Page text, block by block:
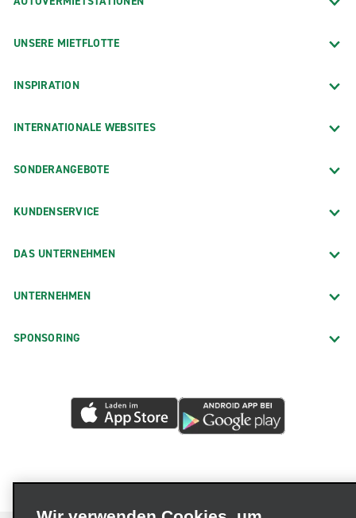
UNSERE MIETFLOTTE
INSPIRATION
INTERNATIONALE WEBSITES
SONDERANGEBOTE
KUNDENSERVICE
DAS UNTERNEHMEN
UNTERNEHMEN
SPONSORING